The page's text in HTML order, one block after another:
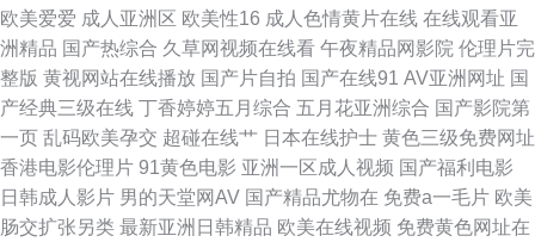
九国产视频 色婷婷a 伊人网在线观看69 色五月成人网站 欧美性爱亚洲天堂
人人爽人人片av高清 日韩精品人妻在线 天天操av电影 男女生91网站 AVTT
做爱 福利网站更新91 国产精品午夜11 久操伊人网 日韩VA 影音先锋乱伦 日
本少妇视频 在线观看日本黄 老司机综合色 欧美亚洲17a 爱液蜜网aV 抖阴免
欧美爱爱 成人亚洲区 欧美性16 成人色情黄片在线 在线观看亚
洲精品 国产热综合 久草网视频在线看 午夜精品网影院 伦理片完
整版 黄视网站在线播放 国产片自拍 国产在线91 AV亚洲网址 国
产经典三级在线 丁香婷婷五月综合 五月花亚洲综合 国产影院第
一页 乱码欧美孕交 超碰在线艹 日本在线护士 黄色三级免费网址
香港电影伦理片 91黄色电影 亚洲一区成人视频 国产福利电影
日韩成人影片 男的天堂网AV 国产精品尤物在 免费a一毛片 欧美
肠交扩张另类 最新亚洲日韩精品 欧美在线视频 免费黄色网址在